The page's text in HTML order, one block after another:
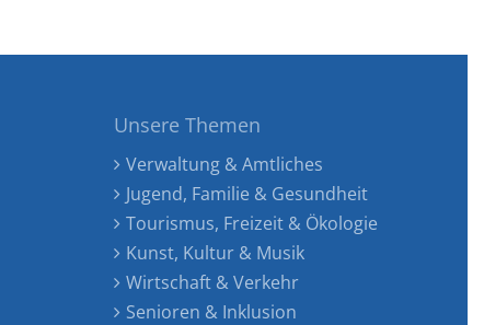
Unsere Themen
Verwaltung & Amtliches
Jugend, Familie & Gesundheit
Tourismus, Freizeit & Ökologie
Kunst, Kultur & Musik
Wirtschaft & Verkehr
Senioren & Inklusion